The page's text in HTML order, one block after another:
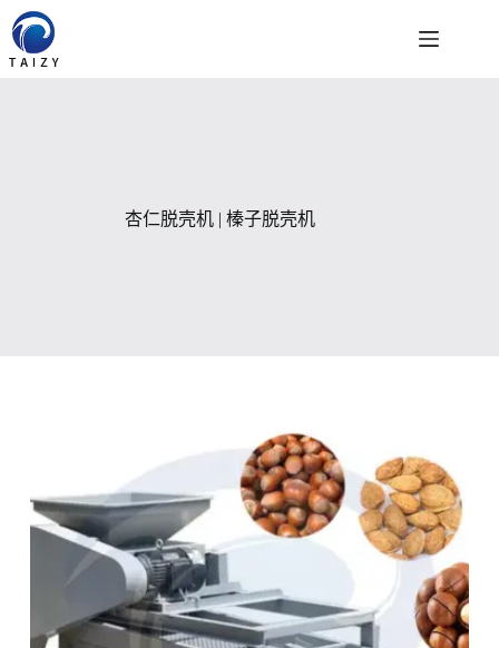
至
内
杏仁脱壳机 | 榛子脱壳机